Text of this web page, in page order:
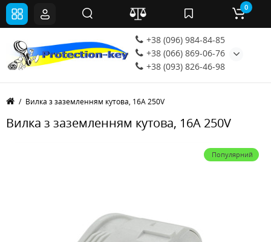
+38 (096) 984-84-85
+38 (066) 869-06-76
+38 (093) 826-46-98
0
Вилка з заземленням кутова, 16A 250V
Вилка з заземленням кутова, 16A 250V
Популярний